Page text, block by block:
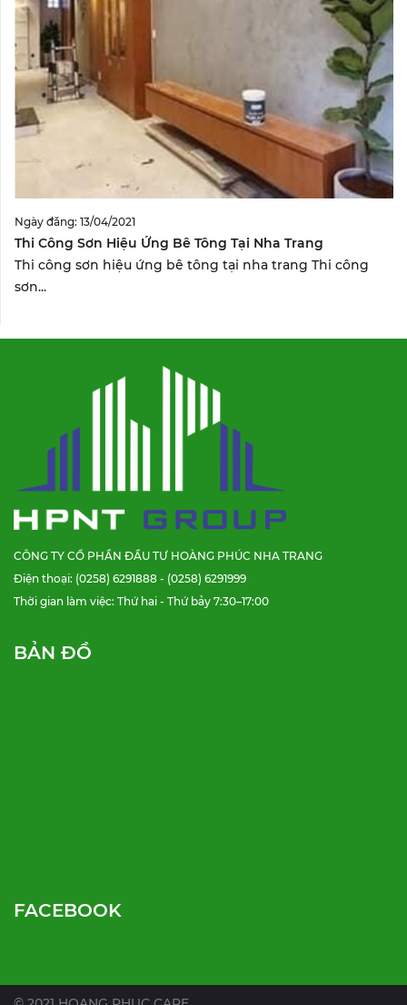
Ngày đăng: 13/04/2021
Thi Công Sơn Hiệu Ứng Bê Tông Tại Nha Trang
Thi công sơn hiệu ứng bê tông tại nha trang Thi công
sơn...
CÔNG TY CỔ PHẦN ĐẦU TƯ HOÀNG PHÚC NHA TRANG
Điện thoại: (0258) 6291888 - (0258) 6291999
Thời gian làm việc: Thứ hai - Thứ bảy 7:30–17:00
BẢN ĐỒ
FACEBOOK